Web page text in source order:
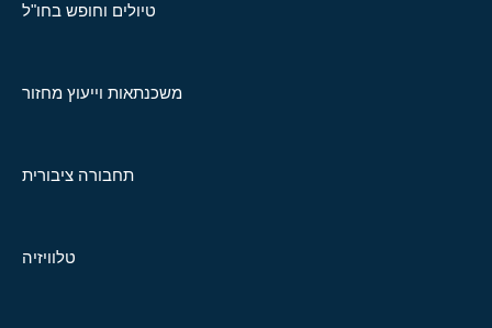
טיולים וחופש בחו"ל
משכנתאות וייעוץ מחזור
תחבורה ציבורית
טלוויזיה